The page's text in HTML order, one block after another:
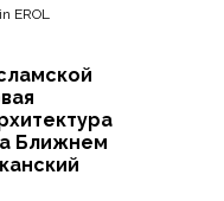
EROL
Ближнем